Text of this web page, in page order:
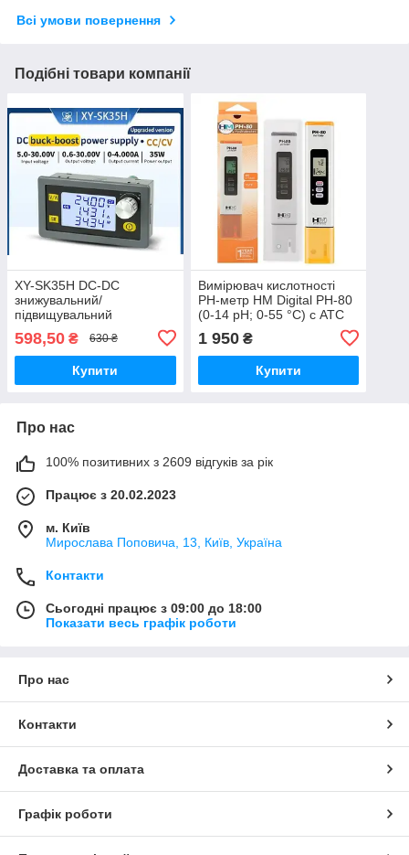
Всі умови повернення
Подібні товари компанії
XY-SK35H DC-DC
знижувальний/
підвищувальний
регульований модуль 0.6-
30 В 4 А 80 Вт CV/CC
Лабораторний блок
598,50 ₴ 630 ₴
Купити
Вимірювач кислотності
PH-метр HM Digital PH-80
(0-14 pH; 0-55 °C) с АТС
1 950₴
Купити
Про нас
100% позитивних з 2609 відгуків за рік
Працює з 20.02.2023
м. Київ
Мирослава Поповича, 13, Київ, Україна
Контакти
Сьогодні працює з 09:00 до 18:00
Показати весь графік роботи
Про нас
Контакти
Доставка та оплата
Графік роботи